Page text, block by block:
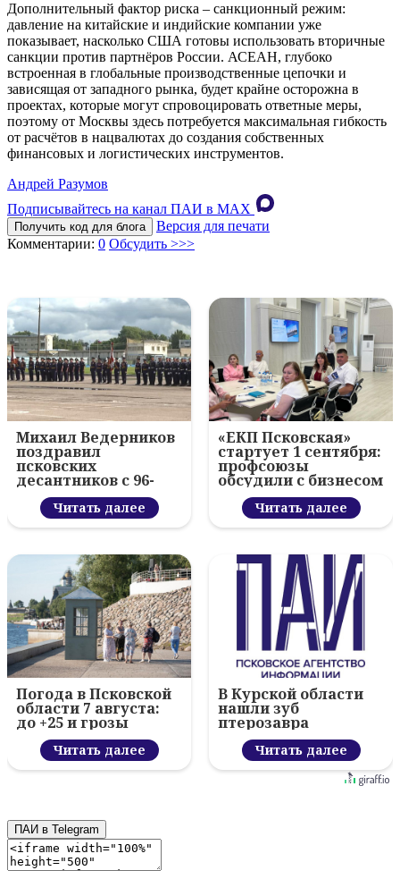
Дополнительный фактор риска – санкционный режим:
давление на китайские и индийские компании уже
показывает, насколько США готовы использовать вторичные
санкции против партнёров России. АСЕАН, глубоко
встроенная в глобальные производственные цепочки и
зависящая от западного рынка, будет крайне осторожна в
проектах, которые могут спровоцировать ответные меры,
поэтому от Москвы здесь потребуется максимальная гибкость
от расчётов в нацвалютах до создания собственных
финансовых и логистических инструментов.
Андрей Разумов
Подписывайтесь на канал ПАИ в MAХ
Получить код для блога
Версия для печати
Комментарии: 0 Обсудить >>>
Михаил Ведерников
поздравил
псковских
десантников с 96-
летием ВДВ и
вручил награды
Читать далее
«ЕКП Псковская»
стартует 1 сентября:
профсоюзы
обсудили с бизнесом
новый цифровой
проектЧитать далее
Погода в Псковской
области 7 августа:
до +25 и грозы
Читать далее
В Курской области
нашли зуб
птерозавра
Читать далее
ПАИ в Telegram